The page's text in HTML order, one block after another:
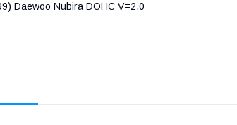
Daewoo Nubira DOHC V=2,0